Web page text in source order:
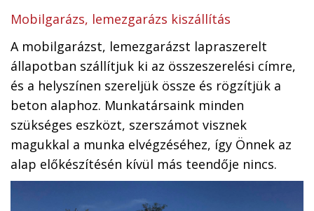
Mobilgarázs, lemezgarázs kiszállítás
A mobilgarázst, lemezgarázst lapraszerelt
állapotban szállítjuk ki az összeszerelési címre,
és a helyszínen szereljük össze és rögzítjük a
beton alaphoz. Munkatársaink minden
szükséges eszközt, szerszámot visznek
magukkal a munka elvégzéséhez, így Önnek az
alap előkészítésén kívül más teendője nincs.